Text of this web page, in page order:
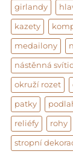
girlandy
kazety
medailony
nástěnná
okruží rozet
patky
reliéfy rohy
stropní